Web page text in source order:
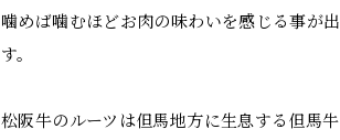
噛めば噛むほどお肉の味わいを感じる事が
す。
松阪牛のルーツは但馬地方に生息する但馬